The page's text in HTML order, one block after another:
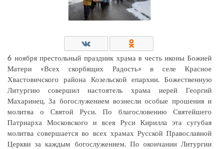
6 ноября престольный праздник храма в честь иконы Божией
Матери «Всех скорбящих Радость» в селе Красное
Хвастовичского района Козельской епархии. Божественную
Литургию совершил настоятель храма иерей Георгий
Махаринец. За богослужением вознесли особые прошения и
молитва о Святой Руси. По благословению Святейшего
Патриарха Московского и всея Руси Кирилла эта сугубая
молитва совершается во всех храмах Русской Православной
Церкви за каждым богослужением. По окончании Литургии